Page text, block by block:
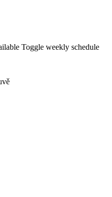
Toggle weekly schedule